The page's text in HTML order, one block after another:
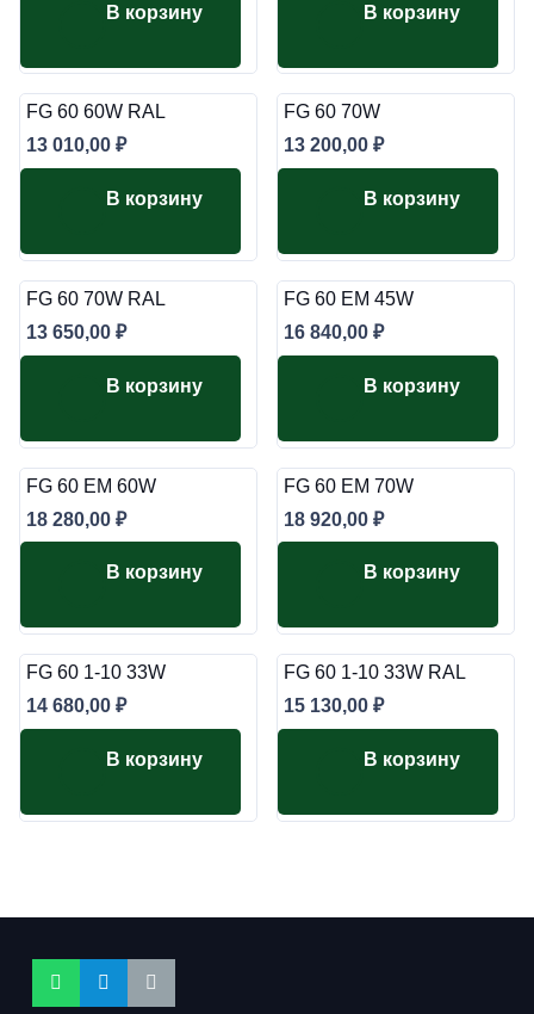
В корзину В корзину
FG 60 60W RAL
13 010,00 ₽
В корзину
FG 60 70W
13 200,00 ₽
В корзину
FG 60 70W RAL
13 650,00 ₽
В корзину
FG 60 EM 45W
16 840,00 ₽
В корзину
FG 60 EM 60W
18 280,00 ₽
В корзину
FG 60 EM 70W
18 920,00 ₽
В корзину
FG 60 1-10 33W
14 680,00 ₽
В корзину
FG 60 1-10 33W RAL
15 130,00 ₽
В корзину